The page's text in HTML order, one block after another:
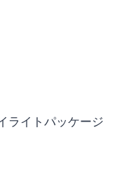
ライトパッケージ